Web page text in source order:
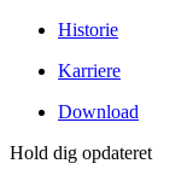
Historie
Karriere
Download
Hold dig opdateret